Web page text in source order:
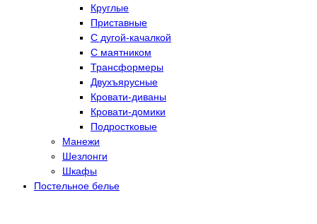
Круглые
Приставные
С дугой-качалкой
С маятником
Трансформеры
Двухъярусные
Кровати-диваны
Кровати-домики
Подростковые
Манежи
Шезлонги
Шкафы
Постельное белье